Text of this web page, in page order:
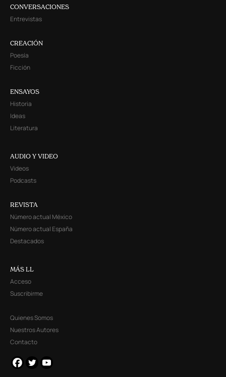
CONVERSACIONES
Entrevistas
CREACIÓN
Poesía
Ficción
ENSAYOS
Historia
Ideas
Literatura
AUDIO Y VIDEO
Videos
Podcasts
REVISTA
Número actual México
Número actual España
Destacados
MÁS LL
Acceso
Suscribirme
Quienes Somos
Nuestros Autores
Contacto